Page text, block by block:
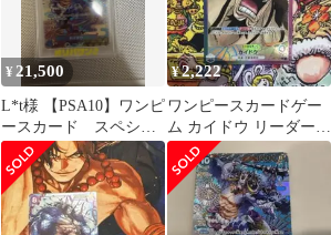
¥ 21,500
L*t様 【PSA10】ワンピ
ースカード スペシャ
ル カイドウ SP OP04-
¥2,222
ワンピースカードゲー
ム カイドウ リーダー
パラレル OP01-061